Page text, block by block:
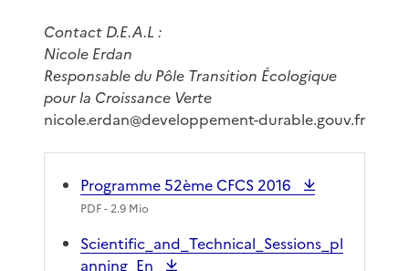
Contact D.E.A.L :
Nicole Erdan
Responsable du Pôle Transition Écologique
pour la Croissance Verte
nicole.erdan@developpement-durable.gouv.fr
Programme 52ème CFCS 2016
PDF- 2.9 Mio
Scientific_and_Technical_Sessions_pl
anning_En